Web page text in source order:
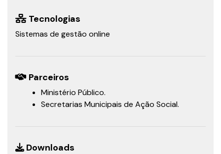
Tecnologias
Sistemas de gestão online
Parceiros
Ministério Público.
Secretarias Municipais de Ação Social.
Downloads